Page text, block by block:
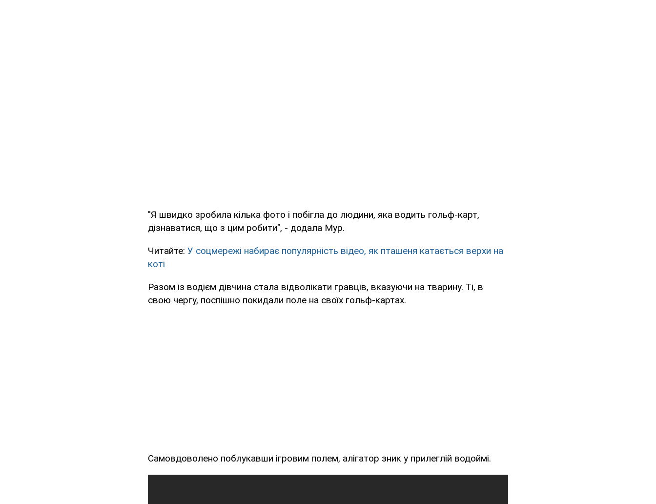
"Я швидко зробила кілька фото і побігла до людини, яка водить гольф-карт,
дізнаватися, що з цим робити", - додала Мур.
Читайте: У соцмережі набирає популярність відео, як пташеня катається верхи на
коті
Разом із водієм дівчина стала відволікати гравців, вказуючи на тварину. Ті, в
свою чергу, поспішно покидали поле на своїх гольф-картах.
Самовдоволено поблукавши ігровим полем, алігатор зник у прилеглій водоймі.